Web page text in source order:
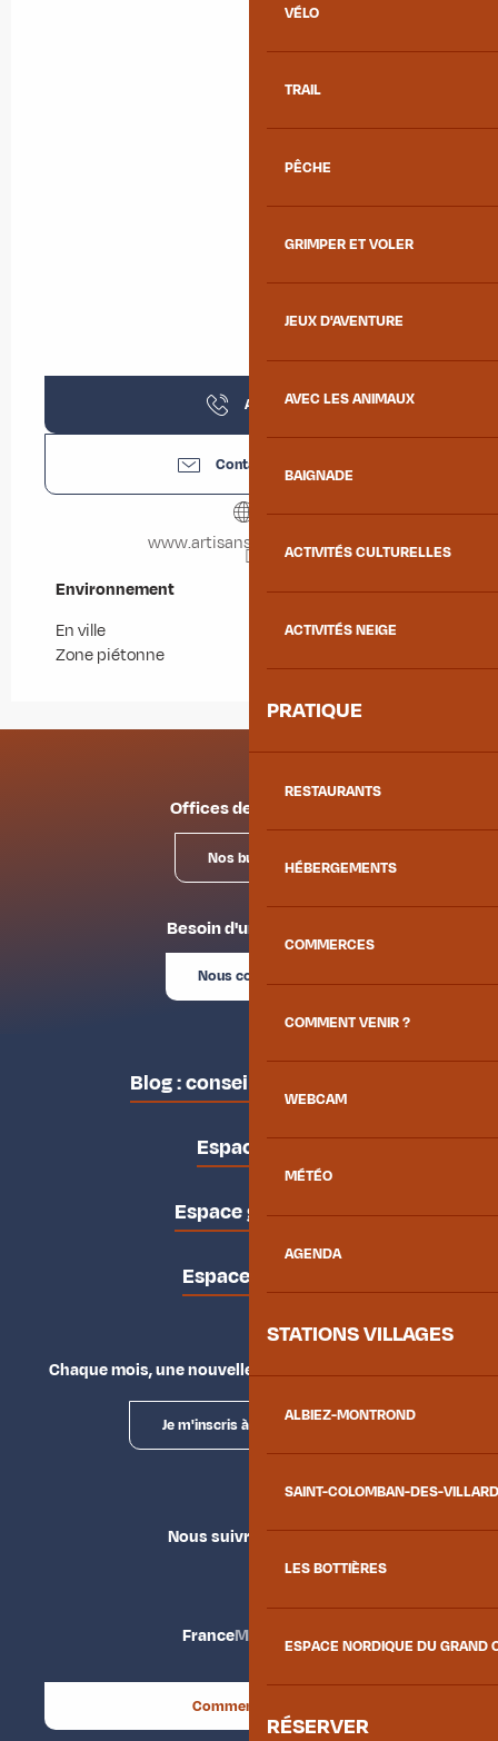
VÉLO
TRAIL
PÊCHE
GRIMPER ET VOLER
JEUX D'AVENTURE
AVEC LES ANIMAUX
BAIGNADE
ACTIVITÉS CULTURELLES
ACTIVITÉS NEIGE
PRATIQUE
RESTAURANTS
HÉBERGEMENTS
COMMERCES
COMMENT VENIR ?
WEBCAM
MÉTÉO
AGENDA
STATIONS VILLAGES
ALBIEZ-MONTROND
SAINT-COLOMBAN-DES-
LES BOTTIÈRES
ESPACE NORDIQUE DU GRAND
RÉSERVER
Appeler
Contactez-nous
www.artisansdumonde.org
Environnement
Environnement
En ville
Zone piétonne
Offices de tourisme
Nos bureaux
Besoin d'un conseil ?
Nous contacter
Blog : conseils des locaux
Espace pro
Espace groupes
Espace presse
Chaque mois, une nouvelle façon d'explorer la vallée.
Je m'inscris à la newsletter
Nous suivre
FranceMaurienne
Comment venir ?